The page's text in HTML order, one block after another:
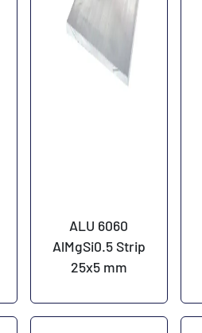
ALU 6060
AlMgSi0.5 Strip
25x5 mm